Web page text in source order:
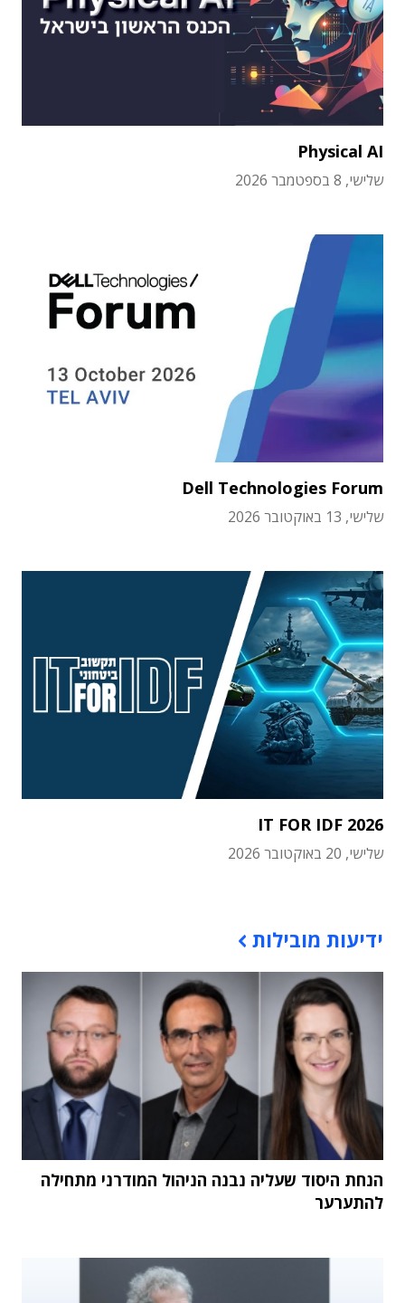
Physical AI
שלישי, 8 בספטמבר 2026
Dell Technologies Forum
שלישי, 13 באוקטובר 2026
IT FOR IDF 2026
שלישי, 20 באוקטובר 2026
ידיעות מובילות
הנחת היסוד שעליה נבנה הניהול המודרני מתחילה
להתערער